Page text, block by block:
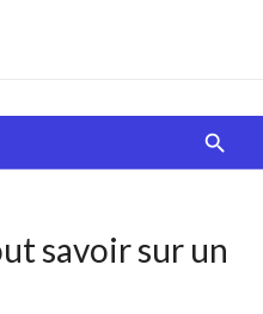
boîte de chocolats… On
on va tomber !
savoir sur un